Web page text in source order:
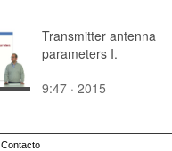
Transmitter antenna
parameters I.
9:47 · 2015
Contacto